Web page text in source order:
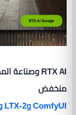
منخفض
ComfyUI وLTX-2 وBlender في قلب التحول